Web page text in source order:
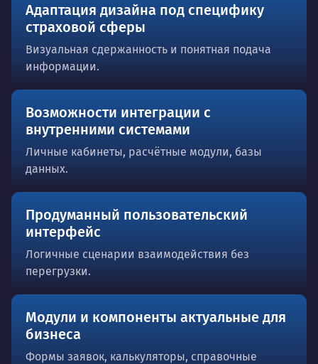
Адаптация дизайна под специфику
страховой сферы
Визуальная сдержанность и понятная подача
информации.
Возможности интеграции с
внутренними системами
Личные кабинеты, расчётные модули, базы
данных.
Продуманный пользовательский
интерфейс
Логичные сценарии взаимодействия без
перегрузки.
Модули и компоненты актуальные для
бизнеса
Формы заявок, калькуляторы, справочные